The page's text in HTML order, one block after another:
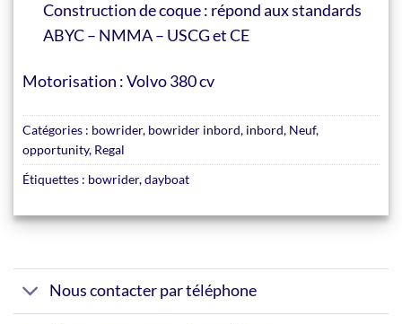
Construction de coque : répond aux standards
ABYC – NMMA – USCG et CE
Motorisation : Volvo 380 cv
Catégories : bowrider, bowrider inbord, inbord, Neuf,
opportunity, Regal
Étiquettes : bowrider,dayboat
Nous contacter par téléphone